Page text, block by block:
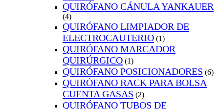
QUIRÓFANO CÁNULA YANKAUER
(4)
QUIRÓFANO LIMPIADOR DE
ELECTROCAUTERIO (1)
QUIRÓFANO MARCADOR
QUIRÚRGICO (1)
QUIRÓFANO POSICIONADORES (6)
QUIRÓFANO RACK PARA BOLSA
CUENTA GASAS (2)
QUIRÓFANO TUBOS DE